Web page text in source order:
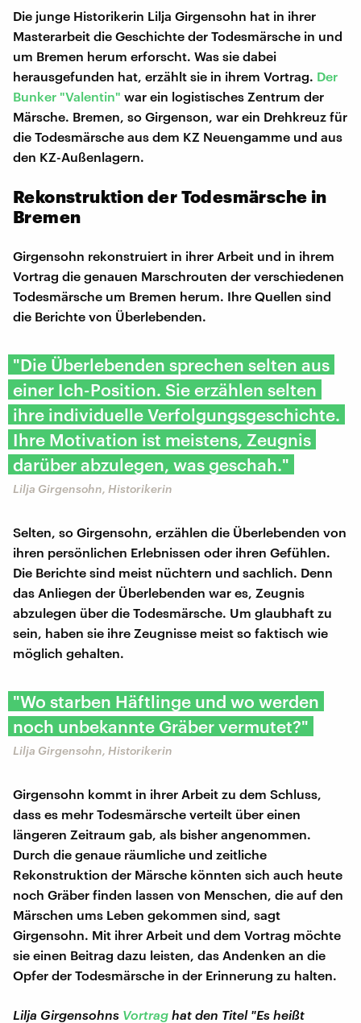
Die junge Historikerin Lilja Girgensohn hat in ihrer
Masterarbeit die Geschichte der Todesmärsche in und
um Bremen herum erforscht. Was sie dabei
herausgefunden hat, erzählt sie in ihrem Vortrag. Der
Bunker "Valentin" war ein logistisches Zentrum der
Märsche. Bremen, so Girgenson, war ein Drehkreuz für
die Todesmärsche aus dem KZ Neuengamme und aus
den KZ-Außenlagern.
Rekonstruktion der Todesmärsche in
Bremen
Girgensohn rekonstruiert in ihrer Arbeit und in ihrem
Vortrag die genauen Marschrouten der verschiedenen
Todesmärsche um Bremen herum. Ihre Quellen sind
die Berichte von Überlebenden.
"Die Überlebenden sprechen selten aus
einer Ich-Position. Sie erzählen selten
ihre individuelle Verfolgungsgeschichte.
Ihre Motivation ist meistens, Zeugnis
darüber abzulegen, was geschah."
Lilja Girgensohn, Historikerin
Selten, so Girgensohn, erzählen die Überlebenden von
ihren persönlichen Erlebnissen oder ihren Gefühlen.
Die Berichte sind meist nüchtern und sachlich. Denn
das Anliegen der Überlebenden war es, Zeugnis
abzulegen über die Todesmärsche. Um glaubhaft zu
sein, haben sie ihre Zeugnisse meist so faktisch wie
möglich gehalten.
"Wo starben Häftlinge und wo werden
noch unbekannte Gräber vermutet?"
Lilja Girgensohn, Historikerin
Girgensohn kommt in ihrer Arbeit zu dem Schluss,
dass es mehr Todesmärsche verteilt über einen
längeren Zeitraum gab, als bisher angenommen.
Durch die genaue räumliche und zeitliche
Rekonstruktion der Märsche könnten sich auch heute
noch Gräber finden lassen von Menschen, die auf den
Märschen ums Leben gekommen sind, sagt
Girgensohn. Mit ihrer Arbeit und dem Vortrag möchte
sie einen Beitrag dazu leisten, das Andenken an die
Opfer der Todesmärsche in der Erinnerung zu halten.
Lilja Girgensohns Vortrag hat den Titel "Es heißt